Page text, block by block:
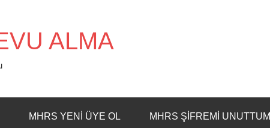
ALMA
MHRS YENI ÜYE OL MHRS ŞIFREMI UNUTTUM